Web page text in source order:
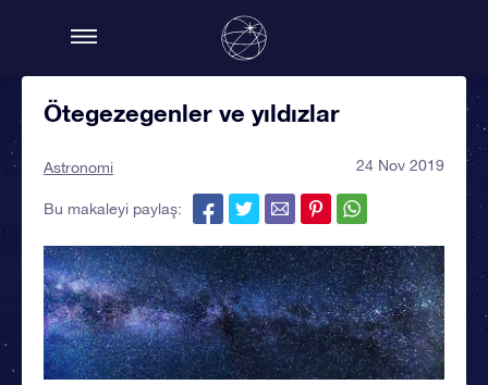
Ötegezegenler ve yıldızlar
Astronomi 24 Nov 2019
Bu makaleyi paylaş: